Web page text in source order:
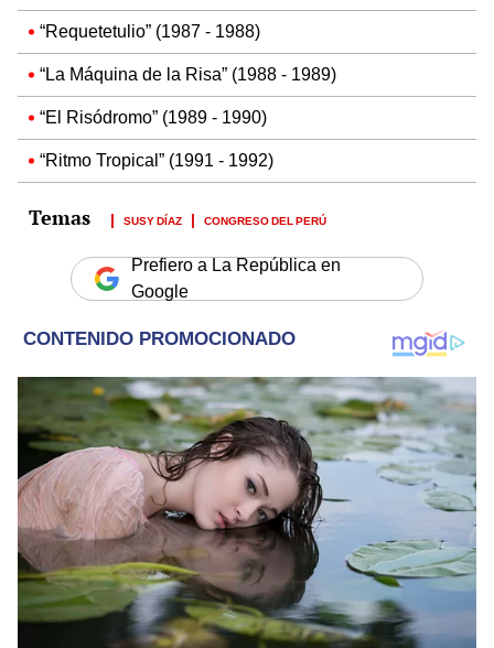
“Requetetulio” (1987 - 1988)
“La Máquina de la Risa” (1988 - 1989)
“El Risódromo” (1989 - 1990)
“Ritmo Tropical” (1991 - 1992)
SUSY DÍAZ CONGRESO DEL PERÚ
Prefiero a La República en
Google